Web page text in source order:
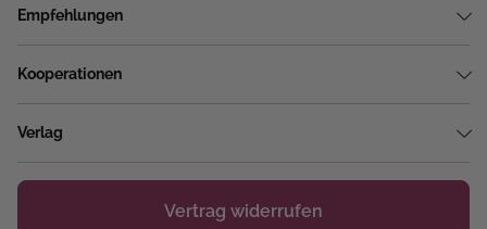
Empfehlungen
Kooperationen
Verlag
Vertrag widerrufen